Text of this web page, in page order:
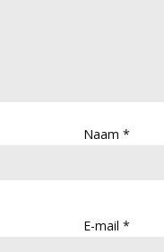
Naam *
E-mail *